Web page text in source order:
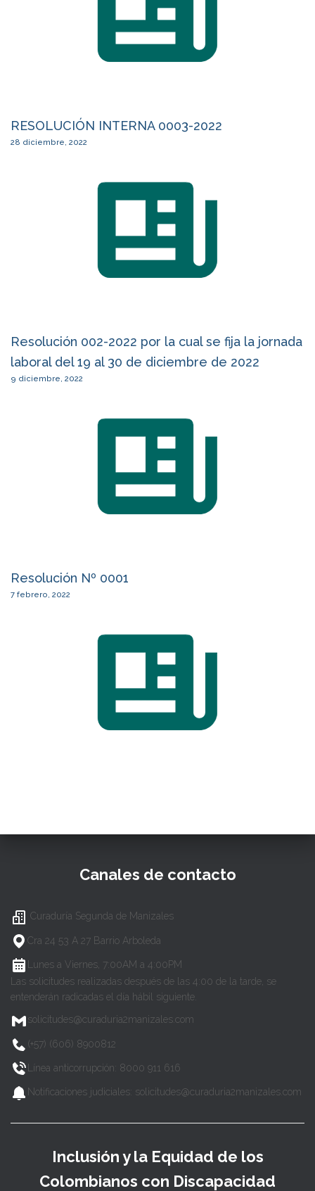
RESOLUCIÓN INTERNA 0003-2022
28 diciembre, 2022
Resolución 002-2022 por la cual se fija la jornada
laboral del 19 al 30 de diciembre de 2022
9 diciembre, 2022
Resolución Nº 0001
7 febrero, 2022
Canales de contacto
Curaduría Segunda de Manizales
Cra 24 53 A 27 Barrio Arboleda
Lunes a Viernes, 7:00AM a 4:00PM
Las solicitudes realizadas después de las 4:00 de la tarde, se
entenderán radicadas el día hábil siguiente.
solicitudes@curaduria2manizales.com
(+57) (606) 8900812
Línea anticorrupción: 8000 911 616
Notificaciones judiciales: solicitudes@curaduria2manizales.com
Inclusión y la Equidad de los
Colombianos con Discapacidad